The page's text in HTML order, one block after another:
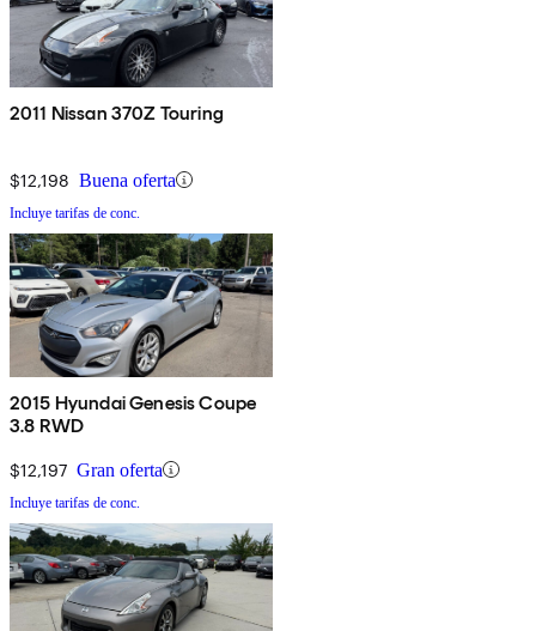
2011 Nissan 370Z Touring
$12,198 Buena oferta
Incluye tarifas de conc.
2015 Hyundai Genesis Coupe
3.8 RWD
$12,197 Gran oferta
Incluye tarifas de conc.